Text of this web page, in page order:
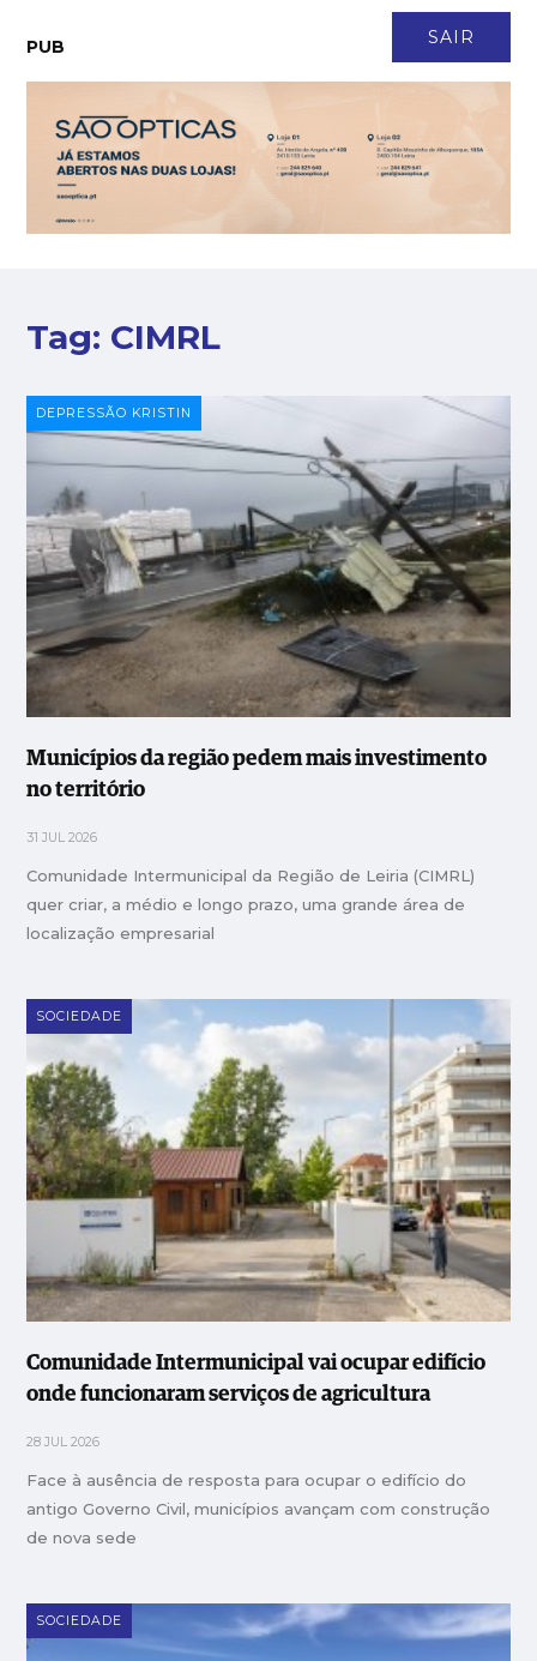
SAIR
PUB
Tag: CIMRL
DEPRESSÃO KRISTIN
Municípios da região pedem mais investimento
no território
31 JUL 2026
Comunidade Intermunicipal da Região de Leiria (CIMRL)
quer criar, a médio e longo prazo, uma grande área de
localização empresarial
SOCIEDADE
Comunidade Intermunicipal vai ocupar edifício
onde funcionaram serviços de agricultura
28 JUL 2026
Face à ausência de resposta para ocupar o edifício do
antigo Governo Civil, municípios avançam com construção
de nova sede
SOCIEDADE